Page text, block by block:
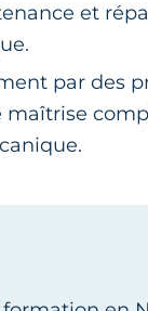
et
par des
maîtrise